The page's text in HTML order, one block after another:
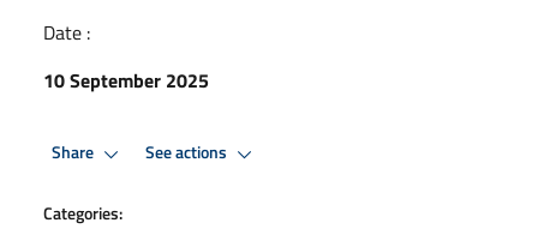
Date :
10 September 2025
Share See actions
Categories: